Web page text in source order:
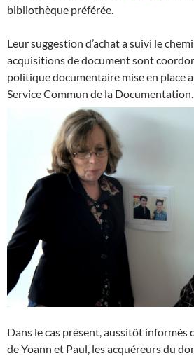
bibliothèque préférée.
Leur suggestion d’achat a suivi le
acquisitions de document sont
politique documentaire mise en place
Service Commun de la Documentation.
Dans le cas présent, aussitôt informés
de Yoann et Paul, les acquéreurs du